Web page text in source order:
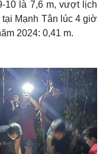
10 là 7,6 m, vượt lịch
Mạnh Tân lúc 4 giờ
2024: 0,41 m.